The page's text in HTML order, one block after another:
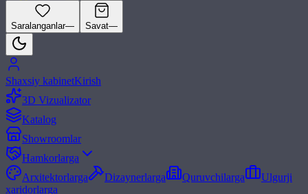
Saralanganlar— Savat—
Shaxsiy kabinetKirish
3D Vizualizator
Katalog
Showroomlar
Hamkorlarga
Arxitektorlarga
Dizaynerlarga Quruvchilarga
Ulgurji
xaridorlarga